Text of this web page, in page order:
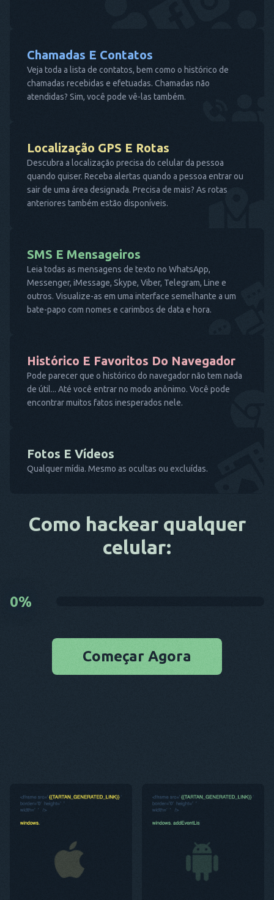
Chamadas E Contatos
Veja toda a lista de contatos, bem como o histórico de
chamadas recebidas e efetuadas. Chamadas não
atendidas? Sim, você pode vê-las também.
Localização GPS E Rotas
Descubra a localização precisa do celular da pessoa
quando quiser. Receba alertas quando a pessoa entrar ou
sair de uma área designada. Precisa de mais? As rotas
anteriores também estão disponíveis.
SMS E Mensageiros
Leia todas as mensagens de texto no WhatsApp,
Messenger, iMessage, Skype, Viber, Telegram, Line e
outros. Visualize-as em uma interface semelhante a um
bate-papo com nomes e carimbos de data e hora.
Histórico E Favoritos Do Navegador
Pode parecer que o histórico do navegador não tem nada
de útil... Até você entrar no modo anônimo. Você pode
encontrar muitos fatos inesperados nele.
Fotos E Vídeos
Qualquer mídia. Mesmo as ocultas ou excluídas.
Como hackear qualquer
celular:
0%
Começar Agora